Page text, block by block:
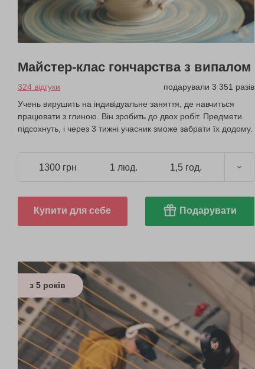
Майстер-клас гончарства з випалом
324 відгуки
подарували 3 351 разів
Учень вирушить на індивідуальне заняття, де навчиться
працювати з глиною. Він зробить до двох робіт. Предмети
підсохнуть, і через 3 тижні учасник зможе забрати їх додому.
1300 грн 1 люд. 1,5 год.
Купити для себе Подарувати
з 5 років